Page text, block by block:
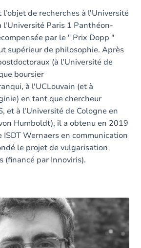
l'objet de recherches à l'Université
l'Université Paris 1 Panthéon-
par le " Prix Dopp "
supérieur de philosophie. Après
(à l'Université de
boursier
à l'UCLouvain (et à
en tant que chercheur
et à l'Université de Cologne en
Humboldt), il a obtenu en 2019
Wernaers en communication
le projet de vulgarisation
(financé par Innoviris).